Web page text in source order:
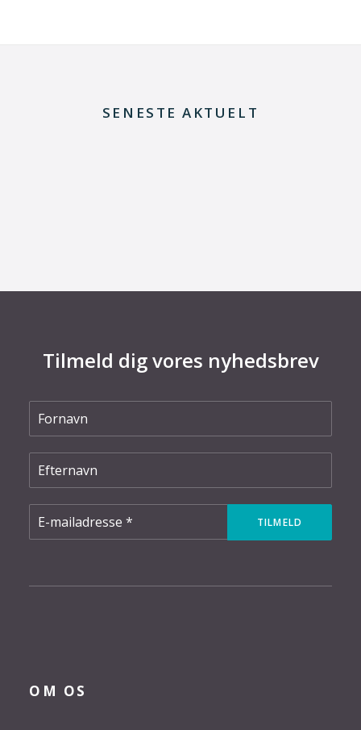
SENESTE AKTUELT
Tilmeld dig vores nyhedsbrev
OM OS